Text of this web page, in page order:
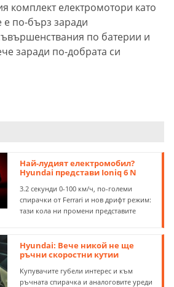
комплект електромотори като
е по-бърз заради
по батерии и
заради по-добрата си
Най-лудият електромобил?
Hyundai представи Ioniq 6 N
3.2 секунди 0-100 км/ч, по-големи
спирачки от Ferrari и нов дрифт режим:
тази кола ни промени представите
Hyundai: Вече никой не ще
ръчни скоростни кутии
Купувачите губели интерес и към
ръчната спирачка и аналоговите уреди